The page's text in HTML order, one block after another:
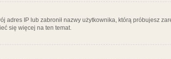
adres IP lub zabronił nazwy użytkownika, którą próbujesz
się więcej na ten temat.